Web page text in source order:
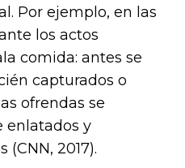
Por ejemplo, en las
los actos
comida: antes se
capturados o
ofrendas se
enlatados y
2017).